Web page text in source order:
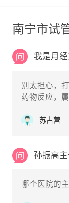
南宁市试
别太担心，
药物反应，
卵、降低体
起类似月经
苏占营
孙振高
哪个医院的